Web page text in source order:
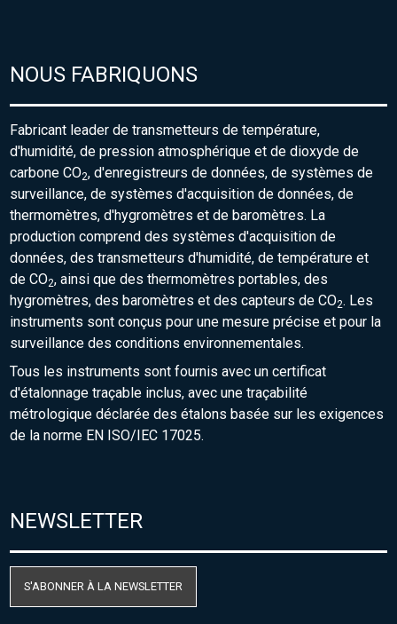
NOUS FABRIQUONS
Fabricant leader de transmetteurs de température,
d'humidité, de pression atmosphérique et de dioxyde de
carbone CO2, d'enregistreurs de données, de systèmes de
surveillance, de systèmes d'acquisition de données, de
thermomètres, d'hygromètres et de baromètres. La
production comprend des systèmes d'acquisition de
données, des transmetteurs d'humidité, de température et
de CO2, ainsi que des thermomètres portables, des
hygromètres, des baromètres et des capteurs de CO2. Les
instruments sont conçus pour une mesure précise et pour la
surveillance des conditions environnementales.
Tous les instruments sont fournis avec un certificat
d'étalonnage traçable inclus, avec une traçabilité
métrologique déclarée des étalons basée sur les exigences
de la norme EN ISO/IEC 17025.
NEWSLETTER
S'ABONNER À LA NEWSLETTER